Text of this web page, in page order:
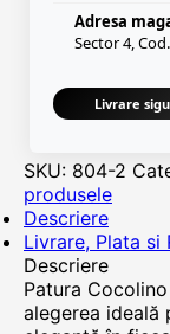
Adresa
Sector 4,
Livrare
SKU: 804-2
produsele
Descriere
Livrare, Plata si
Descriere
Patura
alegerea